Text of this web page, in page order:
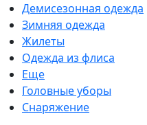
Демисезонная одежда
Зимняя одежда
Жилеты
Одежда из флиса
Еще
Головные уборы
Снаряжение